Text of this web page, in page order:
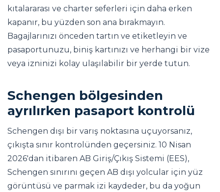
kıtalararası ve charter seferleri için daha erken
kapanır, bu yüzden son ana bırakmayın.
Bagajlarınızı önceden tartın ve etiketleyin ve
pasaportunuzu, biniş kartınızı ve herhangi bir vize
veya izninizi kolay ulaşılabilir bir yerde tutun.
Schengen bölgesinden
ayrılırken pasaport kontrolü
Schengen dışı bir varış noktasına uçuyorsanız,
çıkışta sınır kontrolünden geçersiniz. 10 Nisan
2026'dan itibaren AB Giriş/Çıkış Sistemi (EES),
Schengen sınırını geçen AB dışı yolcular için yüz
görüntüsü ve parmak izi kaydeder, bu da yoğun